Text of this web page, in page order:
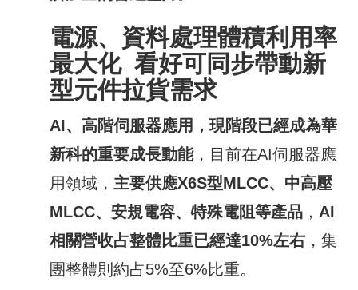
電源、資料處理體積利用率
最大化 看好可同步帶動新
型元件拉貨需求
AI、高階伺服器應用，現階段已經成為華
新科的重要成長動能，目前在AI伺服器應
用領域， 主要供應X6S型MLCC、中高壓
MLCC、安規電容、特殊電阻等產品 ， AI
相關營收占整體比重已經達10%左右 ，集
團整體則約占5%至6%比重。